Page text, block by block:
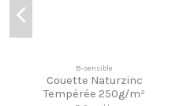
B-sensible
Couette Naturzinc
Tempérée 250g/m²